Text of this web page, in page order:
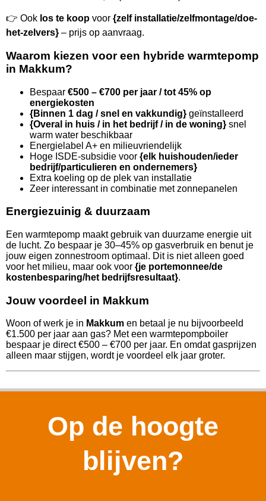
👉 Ook los te koop voor {zelf installatie/zelfmontage/doe-
het-zelvers} – prijs op aanvraag.
Waarom kiezen voor een hybride warmtepomp
in Makkum?
Bespaar €500 – €700 per jaar / tot 45% op
energiekosten
{Binnen 1 dag / snel en vakkundig} geïnstalleerd
{Overal in huis / in het bedrijf / in de woning} snel
warm water beschikbaar
Energielabel A+ en milieuvriendelijk
Hoge ISDE-subsidie voor {elk huishouden/ieder
bedrijf/particulieren en ondernemers}
Extra koeling op de plek van installatie
Zeer interessant in combinatie met zonnepanelen
Energiezuinig & duurzaam
Een warmtepomp maakt gebruik van duurzame energie uit
de lucht. Zo bespaar je 30–45% op gasverbruik en benut je
jouw eigen zonnestroom optimaal. Dit is niet alleen goed
voor het milieu, maar ook voor {je portemonnee/de
kostenbesparing/het bedrijfsresultaat}.
Jouw voordeel in Makkum
Woon of werk je in Makkum en betaal je nu bijvoorbeeld
€1.500 per jaar aan gas? Met een warmtepompboiler
bespaar je direct €500 – €700 per jaar. En omdat gasprijzen
alleen maar stijgen, wordt je voordeel elk jaar groter.
Op de hoogte
blijven?